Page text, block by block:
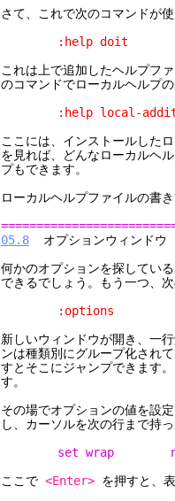
さて、これで次のコマンドが
:help doit
これは上で追加したヘルプ
のコマンドでローカルヘルプ
:help local-
ここには、インストールした
を見れば、どんなローカルヘ
プもできます。
ローカルヘルプファイルの書
05.8 オプションウィンドウ
何かのオプションを探してい
できるでしょう。もう一つ、
:options
新しいウィンドウが開き、一
ンは種類別にグループ化され
すとそこにジャンプできます
す。
その場でオプションの値を
し、カーソルを次の行まで持
set wrap
ここで <Enter> を押すと、